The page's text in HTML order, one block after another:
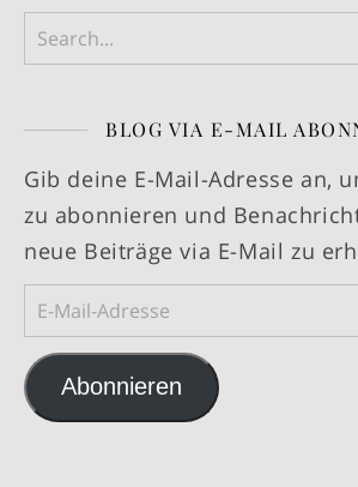
BLOG VIA E-MAIL
Gib deine E-Mail-Adresse an,
zu abonnieren und
neue Beiträge via E-Mail zu
E-Mail-Adresse
Abonnieren